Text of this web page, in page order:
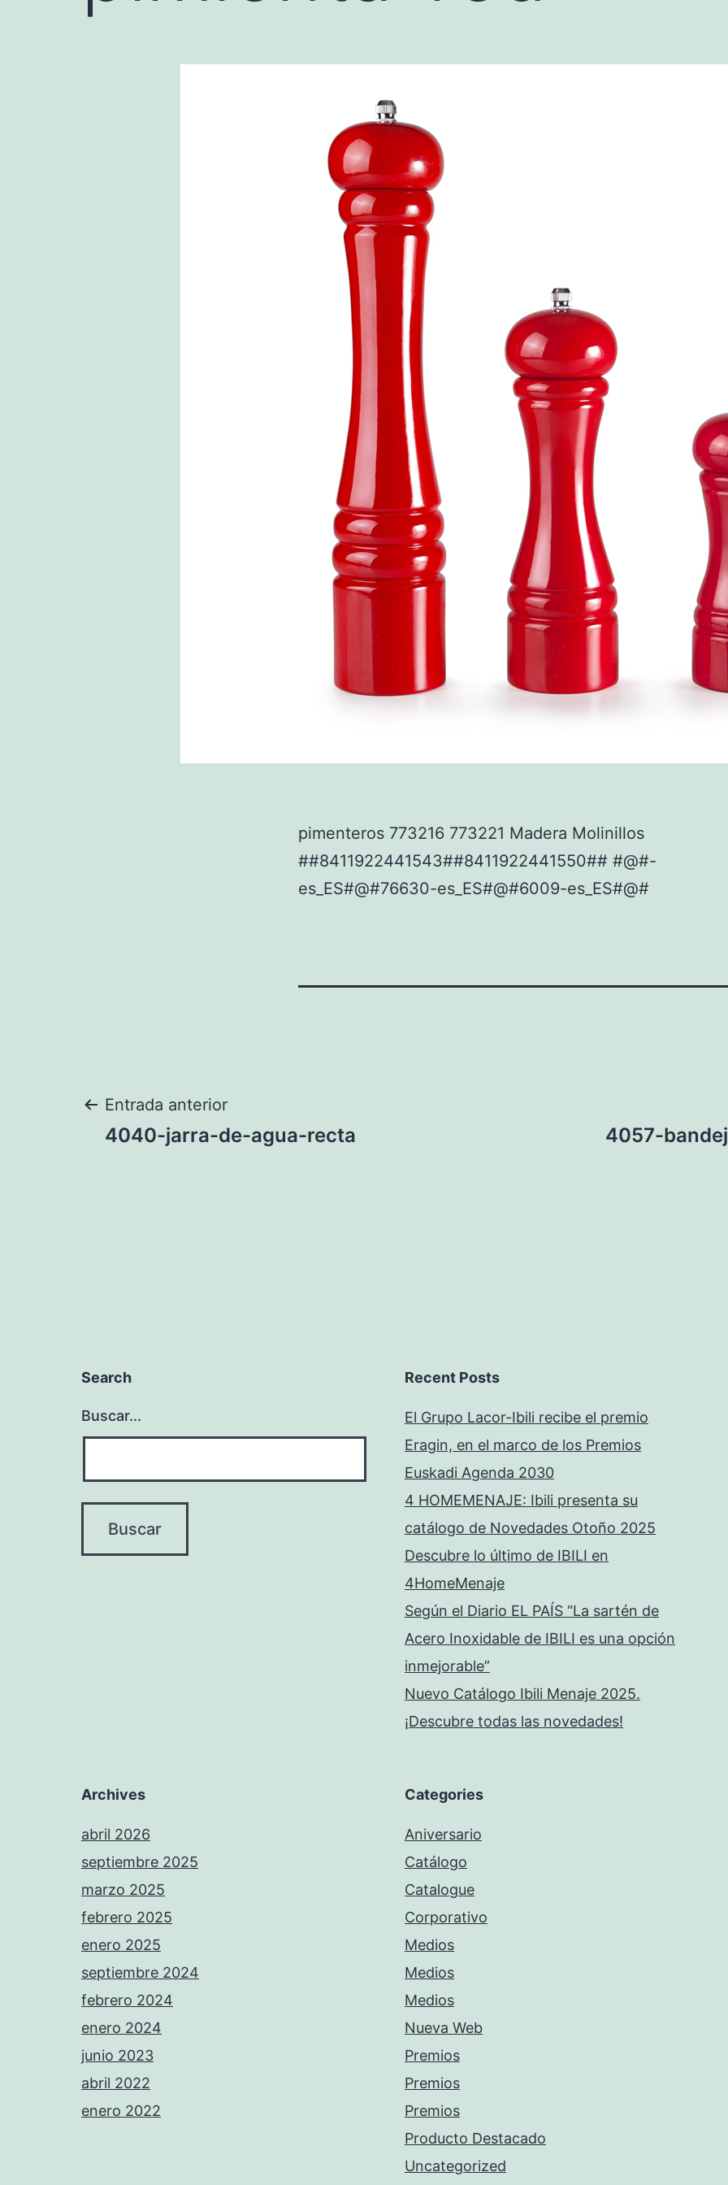
pimenteros 773216 773221 Madera Molinillos
##8411922441543##8411922441550## #@#-
es_ES#@#76630-es_ES#@#6009-es_ES#@#
Navegación
Entrada anterior
4040-jarra-de-agua-recta 4057-
Search
Buscar...
Recent Posts
El Grupo Lacor-Ibili recibe el premio
Eragin, en el marco de los Premios
Euskadi Agenda 2030
4 HOMEMENAJE: Ibili presenta su
catálogo de Novedades Otoño 2025
Descubre lo último de IBILI en
4HomeMenaje
Según el Diario EL PAÍS “La sartén de
Acero Inoxidable de IBILI es una opción
inmejorable”
Nuevo Catálogo Ibili Menaje 2025.
¡Descubre todas las novedades!
Archives
abril 2026
septiembre 2025
marzo 2025
febrero 2025
enero 2025
septiembre 2024
febrero 2024
enero 2024
junio 2023
abril 2022
enero 2022
Categories
Aniversario
Catálogo
Catalogue
Corporativo
Medios
Medios
Medios
Nueva Web
Premios
Premios
Premios
Producto Destacado
Uncategorized